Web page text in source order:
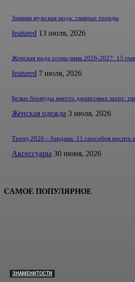
Зимняя мужская мода: главные тренды
featured 13 июля, 2026
Женская мода осень-зима 2026-2027: 15
featured 7 июля, 2026
Белые бермуды вместо джинсовых шорт:
Женская одежда 3 июля, 2026
Тренд 2026 – бандана: 11 способов носить
Аксессуары 30 июня, 2026
САМОЕ ПОПУЛЯРНОЕ
ЗНАМЕНИТОСТИ